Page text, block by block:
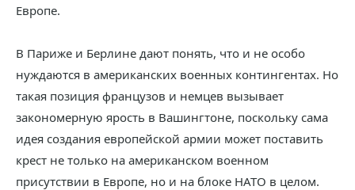
Европе.
В Париже и Берлине дают понять, что и не особо
нуждаются в американских военных контингентах. Но
такая позиция французов и немцев вызывает
закономерную ярость в Вашингтоне, поскольку сама
идея создания европейской армии может поставить
крест не только на американском военном
присутствии в Европе, но и на блоке НАТО в целом.